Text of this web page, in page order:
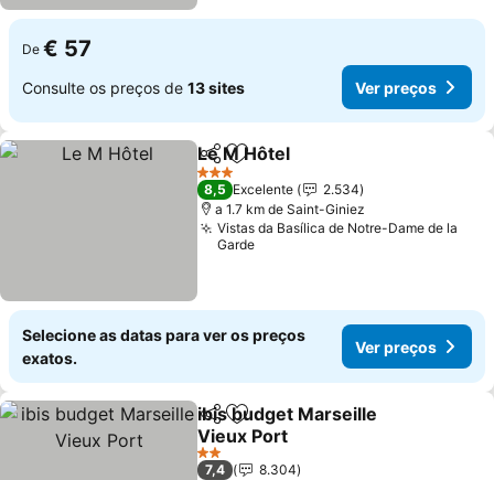
De € 57
Consulte os preços de 13 sites Ver preços
PartilharAdicionar aos favoritos
Le M Hôtel
3 Estrelas
8,5 Excelente
2.534
a 1.7 km de Saint-Giniez
Vistas da Basílica de Notre-Dame de la
Garde
Selecione as datas para ver os preços
exatos.
Ver preços
PartilharAdicionar aos favoritos
ibis budget Marseille
Vieux Port
2 Estrelas
7,4
8.304